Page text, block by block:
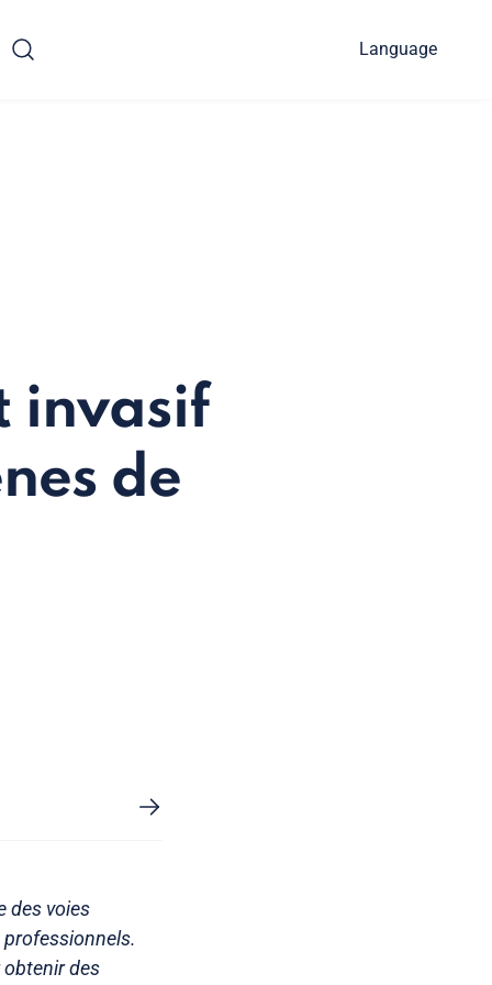
Language
invasif
de
des voies
des